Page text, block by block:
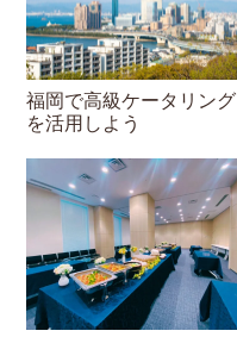
福岡で高級ケータリング
を活用しよう